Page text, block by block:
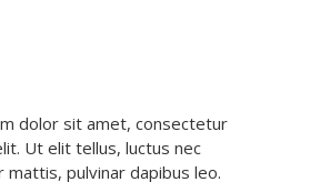
dolor sit amet, consectetur
Ut elit tellus, luctus nec
mattis, pulvinar dapibus leo.